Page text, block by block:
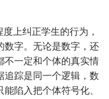
上纠正学生的行为，
数字。无论是数字，还
不一定和个体的真实情
追踪是同一个逻辑，数
陷入把个体符号化、